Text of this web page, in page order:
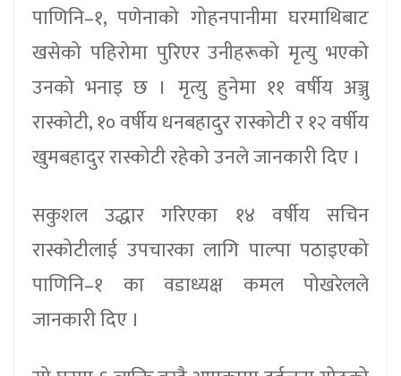
पाणिनि–१, पणेनाको गोहनपानीमा घरमाथिबाट
खसेको पहिरोमा पुरिएर उनीहरूको मृत्यु भएको
उनको भनाइ छ । मृत्यु हुनेमा ११ वर्षीय अञ्जु
रास्कोटी, १० वर्षीय धनबहादुर रास्कोटी र १२ वर्षीय
खुमबहादुर रास्कोटी रहेको उनले जानकारी दिए ।
सकुशल उद्धार गरिएका १४ वर्षीय सचिन
रास्कोटीलाई उपचारका लागि पाल्पा पठाइएको
पाणिनि–१ का वडाध्यक्ष कमल पोखरेलले
जानकारी दिए ।